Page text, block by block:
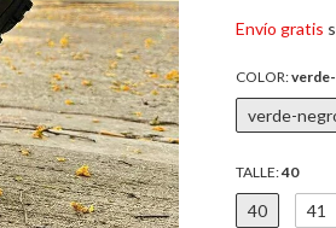
Envío gratis
COLOR:
verde-
TALLE:40
40 41